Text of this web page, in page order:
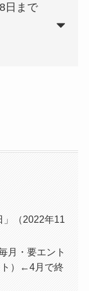
日まで
」（2022年11
月・要エント
ト）←4月で終